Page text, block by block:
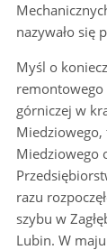
nazywało się
Myśl o
remontowego
górniczej w
Miedziowego,
Miedziowego
razu
szybu w
Lubin. W